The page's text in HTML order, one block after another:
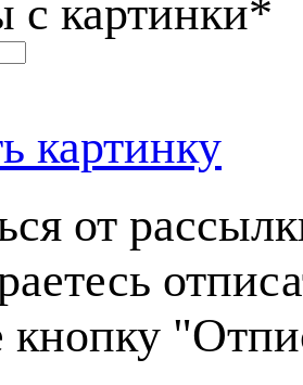
картинки*
картинку
от